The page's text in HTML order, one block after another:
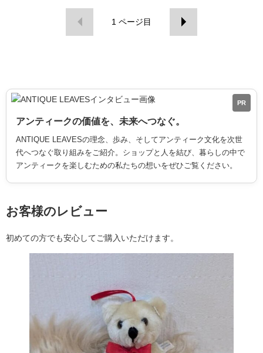
1 ページ目
PR
アンティークの価値を、未来へつなぐ。
ANTIQUE LEAVESの理念、歩み、そしてアンティーク文化を次世
代へつなぐ取り組みをご紹介。ショップと人を結び、暮らしの中で
アンティークを楽しむための私たちの想いをぜひご覧ください。
お客様のレビュー
初めての方でも安心してご購入いただけます。